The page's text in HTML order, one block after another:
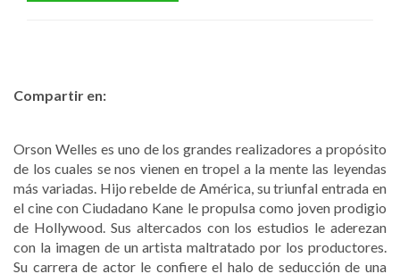
Compartir en:
Orson Welles es uno de los grandes realizadores a propósito
de los cuales se nos vienen en tropel a la mente las leyendas
más variadas. Hijo rebelde de América, su triunfal entrada en
el cine con Ciudadano Kane le propulsa como joven prodigio
de Hollywood. Sus altercados con los estudios le aderezan
con la imagen de un artista maltratado por los productores.
Su carrera de actor le confiere el halo de seducción de una